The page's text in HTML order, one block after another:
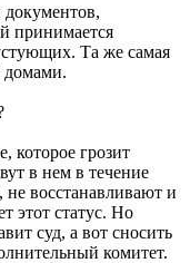
принимается
Та же самая
домами.
которое грозит
в нем в течение
не восстанавливают и
этот статус. Но
суд, а вот сносить
комитет.